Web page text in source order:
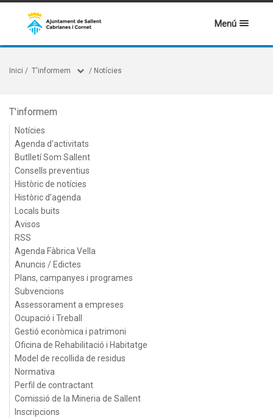
Menú
Inici / T'informem / Notícies
T'informem
Notícies
Agenda d'activitats
Butlletí Som Sallent
Consells preventius
Històric de notícies
Històric d'agenda
Locals buits
Avisos
RSS
Agenda Fàbrica Vella
Anuncis / Edictes
Plans, campanyes i programes
Subvencions
Assessorament a empreses
Ocupació i Treball
Gestió econòmica i patrimoni
Oficina de Rehabilitació i Habitatge
Model de recollida de residus
Normativa
Perfil de contractant
Comissió de la Mineria de Sallent
Inscripcions